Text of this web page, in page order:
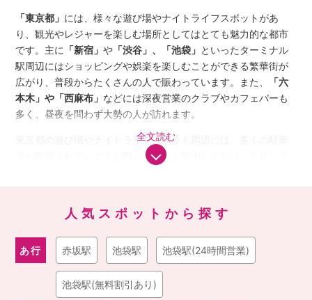
全文読む
「東京都」 には、様々な遊び場やナイトライフスポットがあ
り、観光やレジャーを楽しむ場所としてはとても魅力的な都市
です。主に 「新宿」や 「渋谷」、「池袋」 といったターミナル
駅周辺にはショッピングや娯楽を楽しむことができる繁華街が
広がり、普段からたくさんの人で賑わっています。また、
「六
本木」や「西麻布」 などには深夜営業のクラブやカフェバーも
多く、昼夜を問わず大勢の人が訪れます。
東京都の遊び場やナイトライフスポット周辺には、多くの駐車
場が整備されていますが都心部は人が集中しており、不足して
ある駐車場を事前確保したりするために予約サービス等の活用
も増加しています。
・東京都を代表する遊び場としては、三大副都心とも言われる
「新宿」「渋谷」「池袋」
新宿は数多くの百貨店や「ルミネ新宿」「ビックロ」「歌舞伎
人気スポットから探す
あ行 赤坂駅 池袋駅 池袋駅(24時間営業)
池袋駅(無料割引あり)